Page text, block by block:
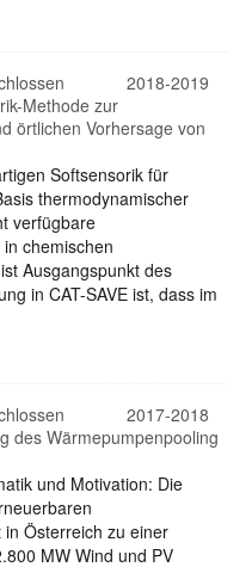
2018-2019
Methode zur
örtlichen Vorhersage von
Softsensorik für
thermodynamischer
verfügbare
chemischen
Ausgangspunkt des
in CAT-SAVE ist, dass im
2017-2018
des Wärmepumpenpooling
und Motivation: Die
Österreich zu einer
MW Wind und PV